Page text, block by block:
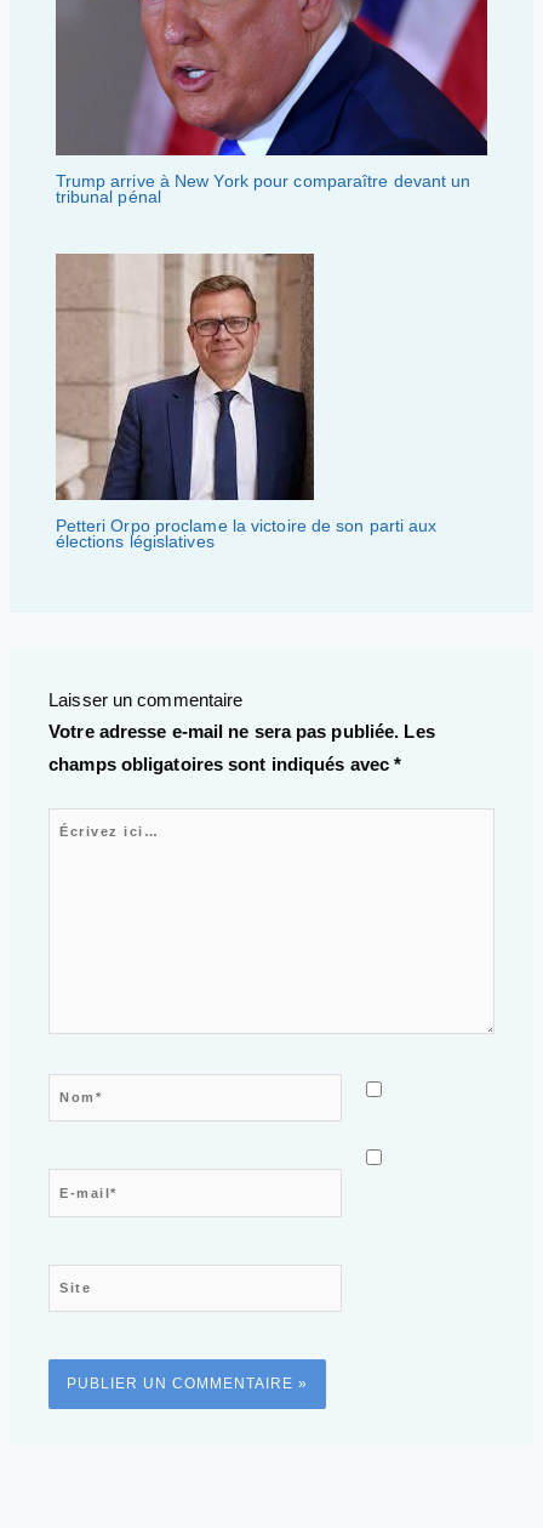
Trump arrive à New York pour comparaître devant un
tribunal pénal
Petteri Orpo proclame la victoire de son parti aux
élections législatives
Laisser un commentaire
Votre adresse e-mail ne sera pas publiée. Les
champs obligatoires sont indiqués avec*